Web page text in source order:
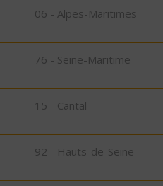
06 - Alpes-Maritimes
76 - Seine-Maritime
15 - Cantal
92 - Hauts-de-Seine